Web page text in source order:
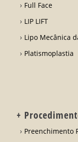
Full Face
LIP LIFT
Lipo Mecânica
Platismoplastia
+
Preenchimento